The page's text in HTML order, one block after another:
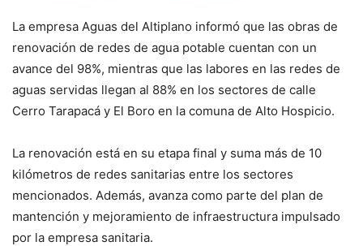
La empresa Aguas del Altiplano informó que las obras de
renovación de redes de agua potable cuentan con un
avance del 98%, mientras que las labores en las redes de
aguas servidas llegan al 88% en los sectores de calle
Cerro Tarapacá y El Boro en la comuna de Alto Hospicio.
La renovación está en su etapa final y suma más de 10
kilómetros de redes sanitarias entre los sectores
mencionados. Además, avanza como parte del plan de
mantención y mejoramiento de infraestructura impulsado
por la empresa sanitaria.